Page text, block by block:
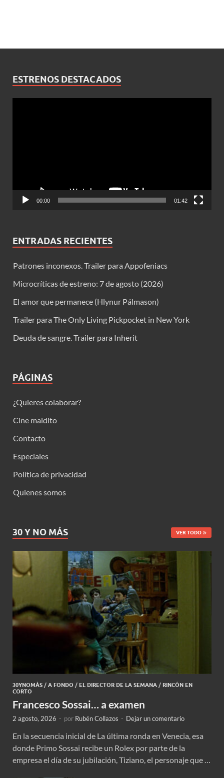
ESTRENOS DESTACADOS
00:00 01:42
ENTRADAS RECIENTES
Patrones inconexos. Trailer para Appofeniacs
Microcríticas de estreno: 7 de agosto (2026)
El amor que permanece (Hlynur Pálmason)
Trailer para The Only Living Pickpocket in New York
Deuda de sangre. Trailer para Inherit
PÁGINAS
¿Quieres colaborar?
Cine maldito
Contacto
Especiales
Política de privacidad
Quienes somos
30 Y NO MÁS VER TODO
30YNOMÁS / A FONDO / EL DIRECTOR DE LA SEMANA / RINCÓN EN
CORTO
Francesco Sossai… a examen
2 agosto, 2026 - por Rubén Collazos - Dejar un comentario
En la secuencia inicial de La última ronda en Venecia, esa
donde Primo Sossai recibe un Rolex por parte de la
empresa el día de su jubilación, Tiziano, el personaje que …